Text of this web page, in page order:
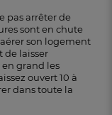
pas arrêter de
sont en chute
son logement
de laisser
en grand les
ouvert 10 à
dans toute la